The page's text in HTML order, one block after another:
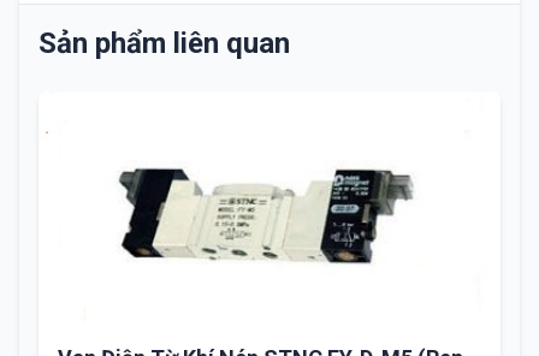
Sản phẩm liên quan